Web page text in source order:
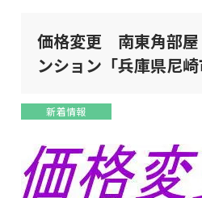
価格変更 南東角部屋
ンション「兵庫県尼崎
新着情報